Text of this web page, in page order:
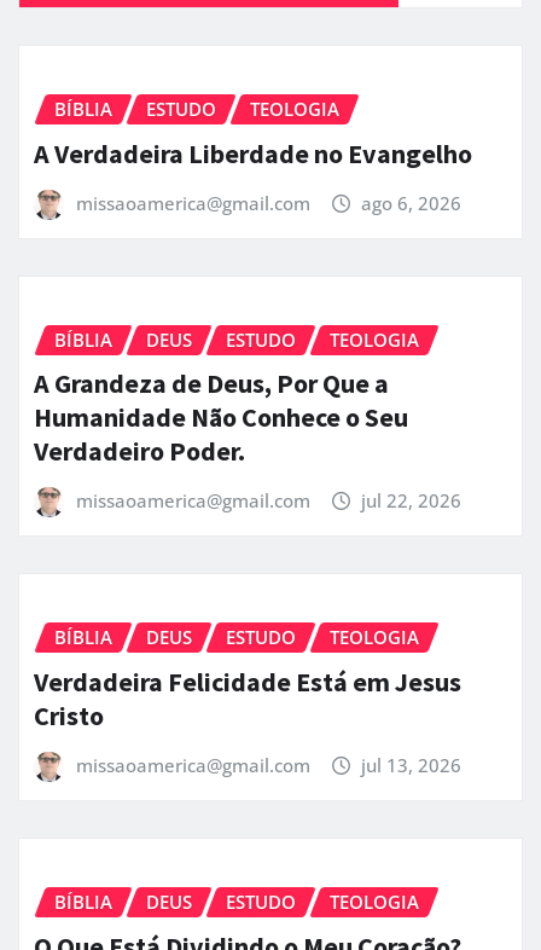
BÍBLIA ESTUDO TEOLOGIA
A Verdadeira Liberdade no Evangelho
missaoamerica@gmail.com ago 6, 2026
BÍBLIA DEUS ESTUDO TEOLOGIA
A Grandeza de Deus, Por Que a
Humanidade Não Conhece o Seu
Verdadeiro Poder.
missaoamerica@gmail.com jul 22, 2026
BÍBLIA DEUS ESTUDO TEOLOGIA
Verdadeira Felicidade Está em Jesus
Cristo
missaoamerica@gmail.com jul 13, 2026
BÍBLIA DEUS ESTUDO TEOLOGIA